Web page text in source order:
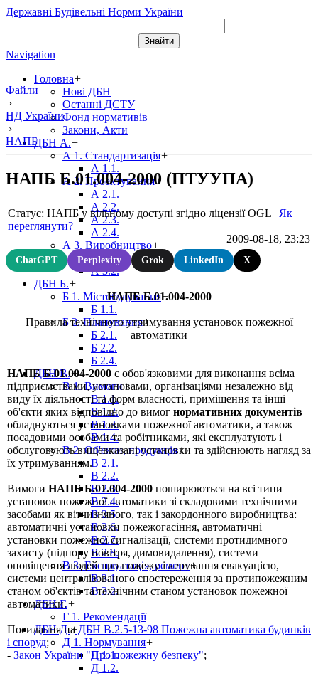
Державні Будівельні Норми України
Navigation
Головна+
Нові ДБН
Останні ДСТУ
Фонд нормативів
Закони, Акти
ДБН А.+
А 1. Стандартизація+
А 1.1.
А 2. Проектування+
А 2.1.
А 2.2.
А 2.3.
А 2.4.
А 3. Виробництво+
А 3.1.
А 3.2.
ДБН Б.+
Б 1. Містобудування+
Б 1.1.
Б 2. Планування+
Б 2.1.
Б 2.2.
Б 2.4.
ДБН В.+
В 1. Вимоги+
В 1.1.
В 1.2.
В 1.3.
В 1.4.
В 2. Об'єкти, продукція+
В 2.1.
В 2.2.
В 2.3.
В 2.4.
В 2.5.
В 2.6.
В 2.7.
В 2.8.
В 3. Експлуатація, ремонт+
В 3.1.
В 3.2.
ДБН Г.+
Г 1. Рекомендації
ДБН Д.+
Д 1. Нормування+
Д 1.1.
Д 1.2.
Файли
›
НД України
›
НАПБ
НАПБ Б.01.004-2000 (ПТУУПА)
Статус: НАПБ у вільному доступі згідно ліцензії OGL | Як
переглянути?
2009-08-18, 23:23
ChatGPT Perplexity Grok LinkedIn X
НАПБ Б.01.004-2000
Правила технічного утримування установок пожежної
автоматики
НАПБ Б.01.004-2000 є обов'язковими для виконання всіма
підприємствами, установами, організаціями незалежно від
виду їх діяльності та форм власності, приміщення та інші
об'єкти яких відповідно до вимог нормативних документів
обладнуються установками пожежної автоматики, а також
посадовими особами та робітниками, які експлуатують і
обслуговують вищевказані установки та здійснюють нагляд за
їх утримуванням.
Вимоги НАПБ Б.01.004-2000 поширюються на всі типи
установок пожежної автоматики зі складовими технічними
засобами як вітчизняного, так і закордонного виробництва:
автоматичні установки пожежогасіння, автоматичні
установки пожежної сигналізації, системи протидимного
захисту (підпору повітря, димовидалення), системи
оповіщення людей про пожежу і керування евакуацією,
системи централізованого спостереження за протипожежним
станом об'єктів та технічним станом установок пожежної
автоматики.
Посилання наДБН В.2.5-13-98 Пожежна автоматика будинків
і споруд;
- Закон України "Про пожежну безпеку";